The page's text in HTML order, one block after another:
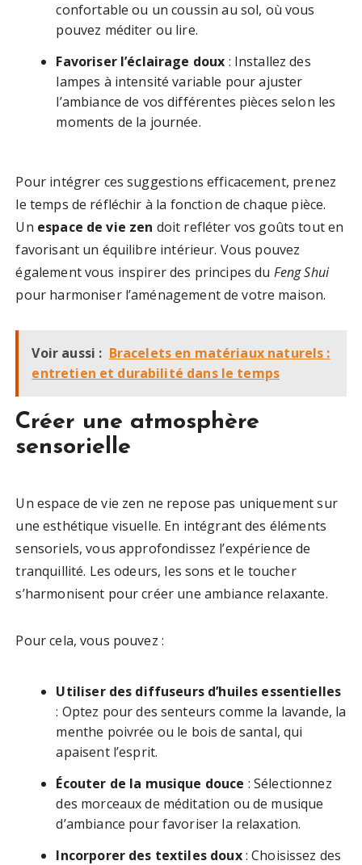
confortable ou un coussin au sol, où vous
pouvez méditer ou lire.
Favoriser l’éclairage doux : Installez des
lampes à intensité variable pour ajuster
l’ambiance de vos différentes pièces selon les
moments de la journée.
Pour intégrer ces suggestions efficacement, prenez
le temps de réfléchir à la fonction de chaque pièce.
Un espace de vie zen doit refléter vos goûts tout en
favorisant un équilibre intérieur. Vous pouvez
également vous inspirer des principes du Feng Shui
pour harmoniser l’aménagement de votre maison.
Voir aussi : Bracelets en matériaux naturels :
entretien et durabilité dans le temps
Créer une atmosphère
sensorielle
Un espace de vie zen ne repose pas uniquement sur
une esthétique visuelle. En intégrant des éléments
sensoriels, vous approfondissez l’expérience de
tranquillité. Les odeurs, les sons et le toucher
s’harmonisent pour créer une ambiance relaxante.
Pour cela, vous pouvez :
Utiliser des diffuseurs d’huiles essentielles
: Optez pour des senteurs comme la lavande, la
menthe poivrée ou le bois de santal, qui
apaisent l’esprit.
Écouter de la musique douce : Sélectionnez
des morceaux de méditation ou de musique
d’ambiance pour favoriser la relaxation.
Incorporer des textiles doux: Choisissez des